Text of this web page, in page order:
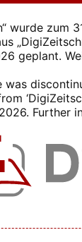
wurde zum
geplant.
was
Further